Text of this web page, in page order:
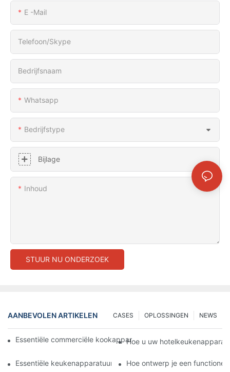
E -mail
Telefoon/skype
Bedrijfsnaam
Whatsapp
Bedrijfstype
Bijlage
Inhoud
STUUR NU ONDERZOEK
AANBEVOLEN ARTIKELEN NEWS
OPLOSSINGEN
CASES
Essentiële commerciële kookapparatuur voor een moderne
Hoe u uw
Essentiële keukenapparatuur voor het efficiënt bereiden van
Hoe ontwerp je een